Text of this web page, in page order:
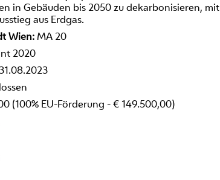
in Gebäuden bis 2050 zu dekarbonisieren, mit
aus Erdgas.
Wien:MA 20
2020
(100% EU-Förderung - € 149.500,00)